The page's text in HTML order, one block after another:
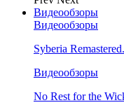
Видеообзоры
Видеообзоры
Syberia
Видеообзоры
No Rest for the